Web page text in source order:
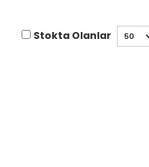
Stokta Olanlar